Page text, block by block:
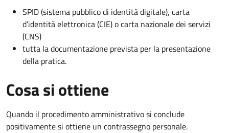
SPID (sistema pubblico di identità digitale), carta
d’identità elettronica (CIE) o carta nazionale dei servizi
(CNS)
tutta la documentazione prevista per la presentazione
della pratica.
Cosa si ottiene
Quando il procedimento amministrativo si conclude
positivamente si ottiene un contrassegno personale.